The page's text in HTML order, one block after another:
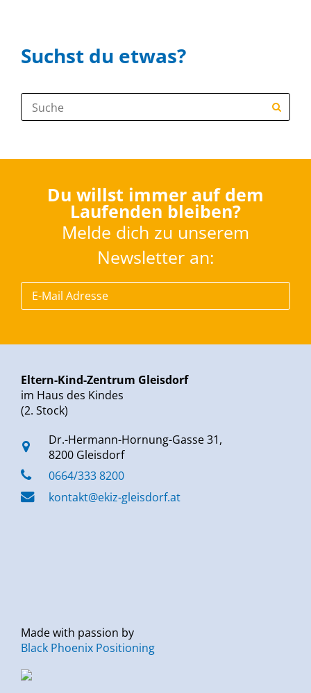
Suchst du etwas?
Suche:
Du willst immer auf dem
Laufenden bleiben?
Melde dich zu unserem
Newsletter an:
Eltern-Kind-Zentrum Gleisdorf
im Haus des Kindes
(2. Stock)
Dr.-Hermann-Hornung-Gasse 31,
8200 Gleisdorf
0664/333 8200
kontakt@ekiz-gleisdorf.at
Made with passion by
Black Phoenix Positioning